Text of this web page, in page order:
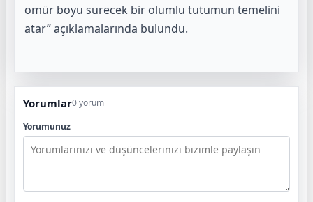
ömür boyu sürecek bir olumlu tutumun temelini
atar” açıklamalarında bulundu.
Yorumlar0 yorum
Yorumunuz